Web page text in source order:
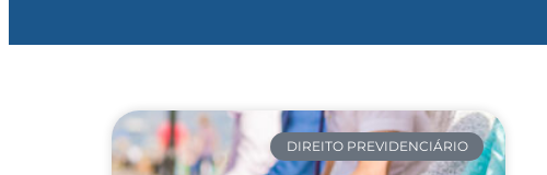
DIREITO PREVIDENCIÁRIO